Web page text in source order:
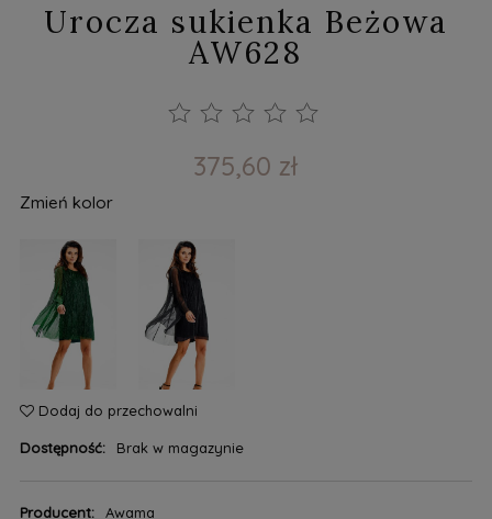
Urocza sukienka Beżowa
AW628
375,60 zł
Zmień kolor
Dodaj do przechowalni
Dostępność: Brak w magazynie
Producent: Awama